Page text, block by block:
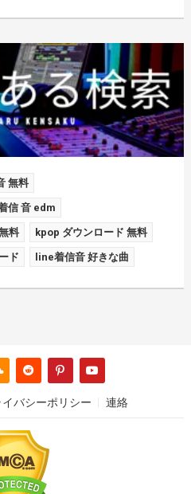
無料
信 音 edm
料 kpop ダウンロード 無料
ド line着信音 好きな曲
イバシーポリシー 連絡